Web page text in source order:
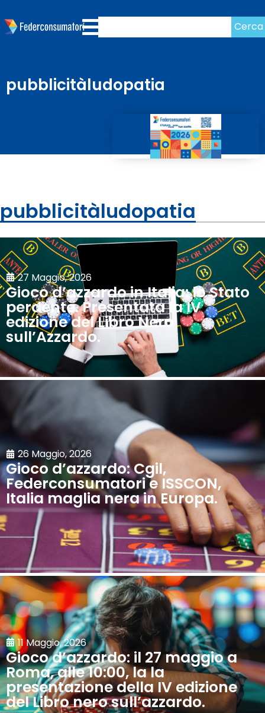
Cerca
pubblicitàludopatia
pubblicitàludopatia
27 Maggio, 2026
Gioco d’azzardo in Italia: lo Stato
perdente. Presentata la IV
edizione del Libro Nero
sull’Azzardo.
26 Maggio, 2026
Gioco d’azzardo: Cgil,
Federconsumatori e ISSCON,
Italia maglia nera in Europa.
11 Maggio, 2026
Gioco d’azzardo: il 27 maggio a
Roma, alle 10:00, la la
presentazione della IV edizione
del Libro nero sull’azzardo.